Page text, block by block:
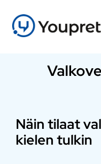
Näin tilaat
kielen tulkin